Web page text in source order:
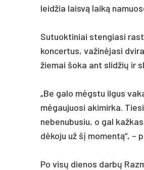
leid­žia laisvą laiką
Su­tuok­ti­niai sten­gia­si
kon­cer­tus, va­žinė­ja­si
žie­mai šo­ka ant slid­žių ir
„Be ga­lo mėgstu il­gus
mėgau­juo­si aki­mir­ka.
ne­be­nu­bu­siu, o gal
dėko­ju už šį mo­mentą“, –
Po visų die­nos darbų